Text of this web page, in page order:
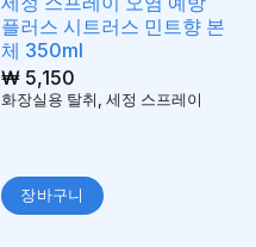
플러스 시트러스 민트향 본
체 350ml
₩5,150
화장실용 탈취, 세정 스프레이
장바구니